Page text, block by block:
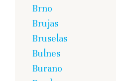
Brno
Brujas
Bruselas
Bulnes
Burano